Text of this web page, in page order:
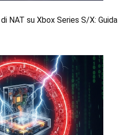
NAT su Xbox Series S/X: Guida